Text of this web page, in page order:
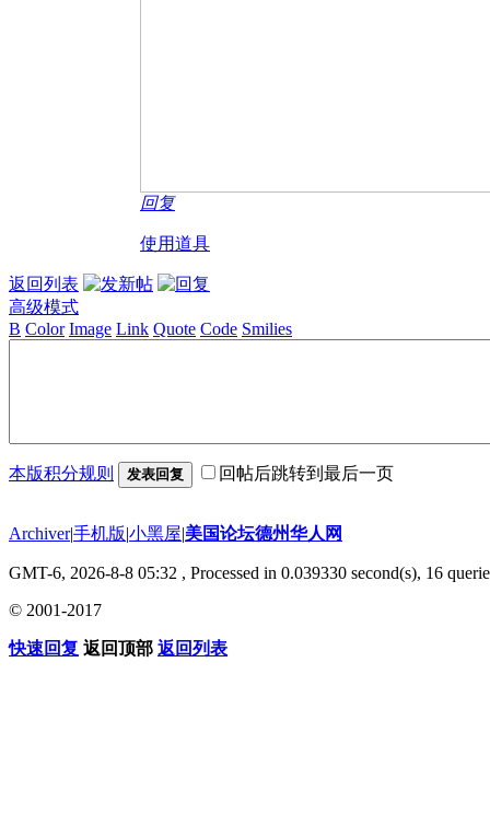
回复
使用道具
返回列表
高级模式
B Color Image Link Quote Code Smilies
本版积分规则 发表回复 回帖后跳转到最后一页
Archiver|手机版|小黑屋|美国论坛德州华人网
GMT-6, 2026-8-8 05:32 , Processed in 0.039330 second(s), 16
© 2001-2017
快速回复 返回顶部 返回列表